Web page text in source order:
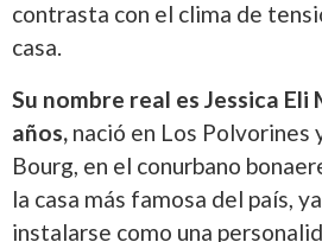
contrasta con el clima de
casa.
Su nombre real es Jessica Eli
años, nació en Los Polvorines
Bourg, en el conurbano
la casa más famosa del país,
instalarse como una